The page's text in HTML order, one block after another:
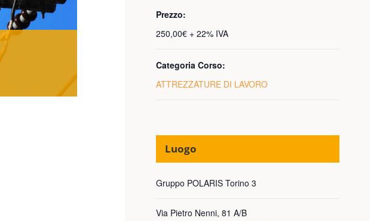
Prezzo:
250,00€ + 22% IVA
Categoria Corso:
ATTREZZATURE DI LAVORO
Luogo
Gruppo POLARIS Torino 3
Via Pietro Nenni, 81 A/B